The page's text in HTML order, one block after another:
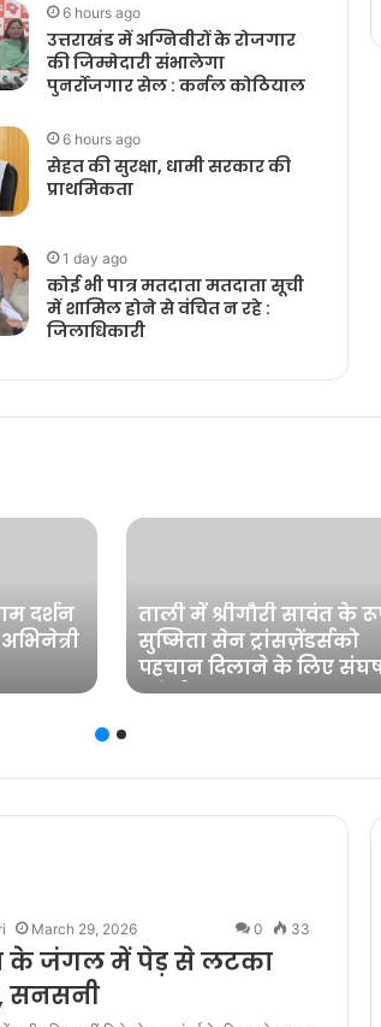
6 hours ago
उत्तराखंड में अग्निवीरों के रोजगार
की जिम्मेदारी संभालेगा
पुनर्रोजगार सेल : कर्नल कोठियाल
6 hours ago
सेहत की सुरक्षा, धामी सरकार की
प्राथमिकता
1 day ago
कोई भी पात्र मतदाता मतदाता सूची
में शामिल होने से वंचित न रहे :
जिलाधिकारी
दर्शन
ताली में श्रीगौरी सावंत के
सुष्मिता सेन ट्रांसज़ेंडर्सको
पहचान दिलाने के लिए
करेंगी
March 29, 2026 0 33
के जंगल में पेड़ से लटका
सनसनी